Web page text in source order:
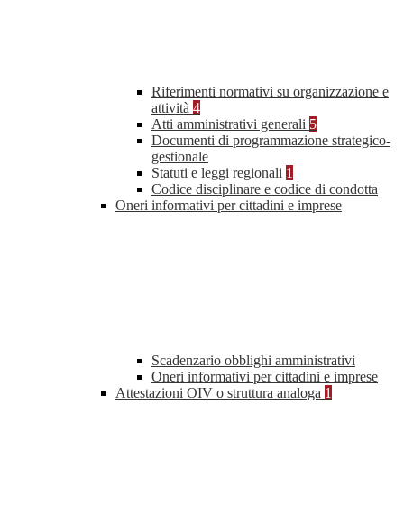
Riferimenti normativi su organizzazione e
attività 4
Atti amministrativi generali 5
Documenti di programmazione strategico-
gestionale
Statuti e leggi regionali 1
Codice disciplinare e codice di condotta
Oneri informativi per cittadini e imprese
Scadenzario obblighi amministrativi
Oneri informativi per cittadini e imprese
Attestazioni OIV o struttura analoga 1